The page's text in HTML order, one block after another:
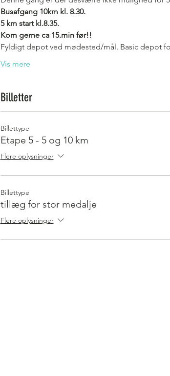
Busafgang 10km kl. 8.30.
5 km start kl.8.35.
Kom gerne ca 15.min før!!
Fyldigt depot ved mødested/mål. Basic depot
Vis mere
Billetter
Billettype
Etape 5 - 5 og 10 km
Flere oplysninger
Billettype
tillæg for stor medalje
Flere oplysninger